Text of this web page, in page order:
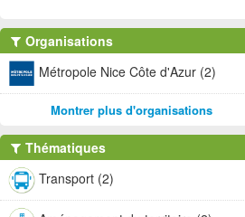
Organisations
Métropole Nice Côte d'Azur (2)
Montrer plus d'organisations
Thématiques
Transport (2)